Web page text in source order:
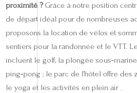
proximité ?Grâce à notre position
de départ idéal pour de nombreuses
proposons la location de vélos et
sentiers pour la randonnée et le VTT.
incluent le golf, la plongée
ping‑pong ; le parc de l’hôtel offre
le yoga et les activités en plein air .